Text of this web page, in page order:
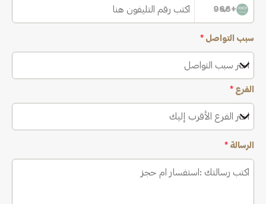
+966
سبب التواصل *
اختر سبب التواصل
الفرع *
اختر الفرع الأقرب إليك
الرسالة *